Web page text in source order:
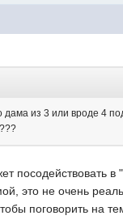
дама из 3 или вроде 4
посодействовать
это не очень
поговорить на